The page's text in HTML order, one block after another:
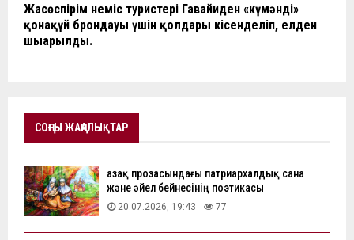
Жасөспірім неміс туристері Гавайиден «күмәнді»
қонақүй брондауы үшін қолдары кісенделіп, елден
шығарылды.
СОҢҒЫ ЖАҢАЛЫҚТАР
Қазақ прозасындағы патриархалдық сана
және әйел бейнесінің поэтикасы
20.07.2026, 19:43 77